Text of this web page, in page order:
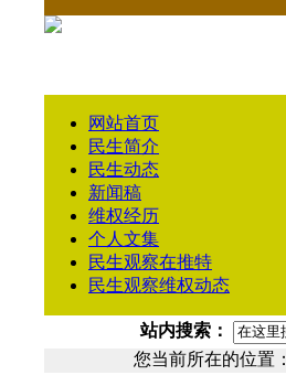
网站首页
民生简介
民生动态
新闻稿
维权经历
个人文集
民生观察在推特
民生观察维权动态
站内搜索：
您当前所在的位置：